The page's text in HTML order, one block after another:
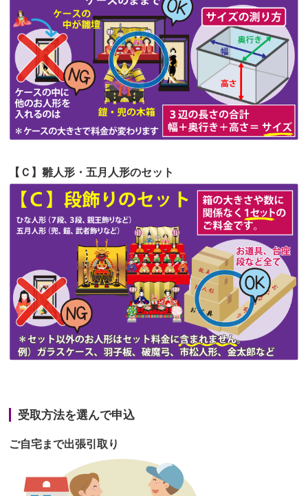
第54回人形供養祭令和4年8月1日(月)
第53回人形供養祭令和4年7月1日(金)
第52回人形供養祭令和4年5月17日(火)
第51回人形供養祭令和4年4月18日(月)
第50回人形供養祭令和4年3月15日(火)
第49回人形供養祭令和4年1月17日(月)
第48回人形供養祭令和3年12月3日(金)
第47回人形供養祭 令和3年10月11日(月)
第46回人形供養祭 令和3年9月13日(月)
第45回人形供養祭令和3年7月12日(月)
第44回人形供養祭令和3年6月3日(木)
第43回人形供養祭令和3年4月23日(金)
第39回人形供養祭令和2年10月22日(木)
第38回人形供養祭 令和2年8月26日(水)
【Ｃ】雛人形・五月人形のセット
受取方法を選んで申込
ご自宅まで出張引取り